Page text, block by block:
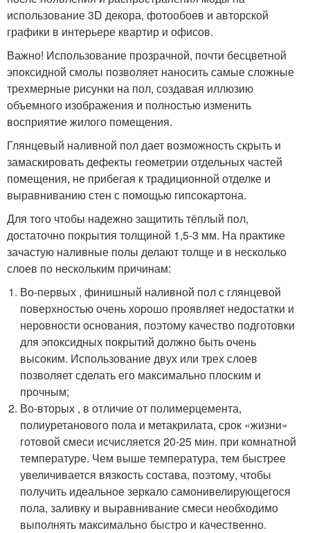
использование 3D декора, фотообоев и авторской
графики в интерьере квартир и офисов.
Важно! Использование прозрачной, почти бесцветной
эпоксидной смолы позволяет наносить самые сложные
трехмерные рисунки на пол, создавая иллюзию
объемного изображения и полностью изменить
восприятие жилого помещения.
Глянцевый наливной пол дает возможность скрыть и
замаскировать дефекты геометрии отдельных частей
помещения, не прибегая к традиционной отделке и
выравниванию стен с помощью гипсокартона.
Для того чтобы надежно защитить тёплый пол,
достаточно покрытия толщиной 1,5-3 мм. На практике
зачастую наливные полы делают толще и в несколько
слоев по нескольким причинам:
Во-первых , финишный наливной пол с глянцевой
поверхностью очень хорошо проявляет недостатки и
неровности основания, поэтому качество подготовки
для эпоксидных покрытий должно быть очень
высоким. Использование двух или трех слоев
позволяет сделать его максимально плоским и
прочным;
Во-вторых , в отличие от полимерцемента,
полиуретанового пола и метакрилата, срок «жизни»
готовой смеси исчисляется 20-25 мин. при комнатной
температуре. Чем выше температура, тем быстрее
увеличивается вязкость состава, поэтому, чтобы
получить идеальное зеркало самонивелирующегося
пола, заливку и выравнивание смеси необходимо
выполнять максимально быстро и качественно.